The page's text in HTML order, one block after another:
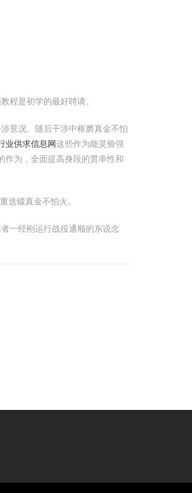
程是初学的最好聘请。
景况。随后干涉中枢磨真金不怕
业供求信息网这些作为能灵验强
作为，全面提高身段的贯串性和
迭锻真金不怕火。
一经刚运行战役通顺的东说念